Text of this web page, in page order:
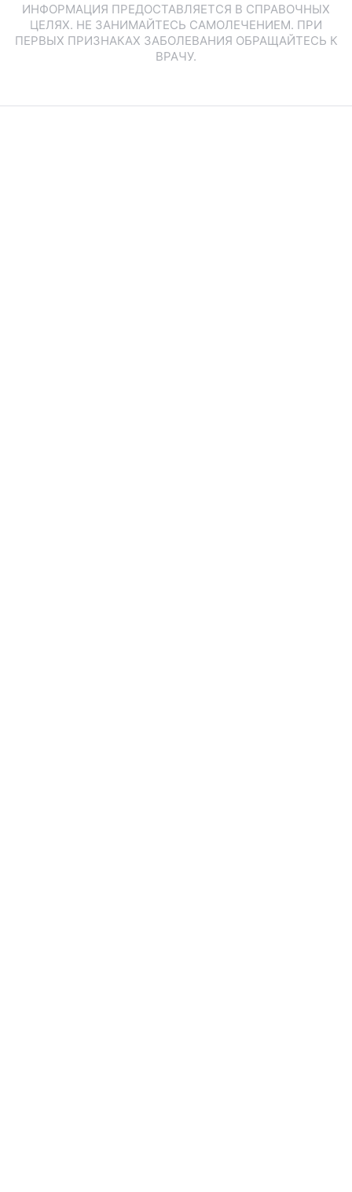
ИНФОРМАЦИЯ ПРЕДОСТАВЛЯЕТСЯ В СПРАВОЧНЫХ
ЦЕЛЯХ. НЕ ЗАНИМАЙТЕСЬ САМОЛЕЧЕНИЕМ. ПРИ
ПЕРВЫХ ПРИЗНАКАХ ЗАБОЛЕВАНИЯ ОБРАЩАЙТЕСЬ К
ВРАЧУ.